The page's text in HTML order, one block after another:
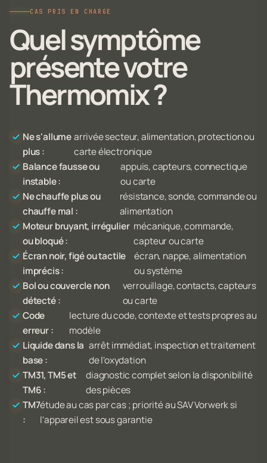
CAS PRIS EN CHARGE
Quel symptôme
présente votre
Thermomix ?
Ne s'allume
plus :
arrivée secteur, alimentation, protection ou
carte électronique
Balance fausse ou
instable :
appuis, capteurs, connectique
ou carte
Ne chauffe plus ou
chauffe mal :
résistance, sonde, commande ou
alimentation
Moteur bruyant, irrégulier
ou bloqué :
mécanique, commande,
capteur ou carte
Écran noir, figé ou tactile
imprécis :
écran, nappe, alimentation
ou système
Bol ou couvercle non
détecté :
verrouillage, contacts, capteurs
ou carte
Code
erreur :
lecture du code, contexte et tests propres au
modèle
Liquide dans la
base :
arrêt immédiat, inspection et traitement
de l'oxydation
TM31, TM5 et
TM6 :
diagnostic complet selon la disponibilité
des pièces
TM7
:
étude au cas par cas ; priorité au SAV Vorwerk si
l'appareil est sous garantie